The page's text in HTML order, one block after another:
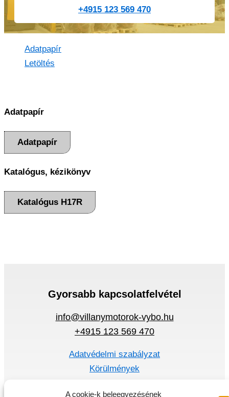
A cookie-k beleegyezésének
+4915 123 569 470
Adatpapír
Letöltés
Adatpapír
Adatpapír
Katalógus, kézikönyv
Katalógus H17R
Gyorsabb kapcsolatfelvétel
info@villanymotorok-vybo.hu
+4915 123 569 470
Adatvédelmi szabályzat
Körülmények